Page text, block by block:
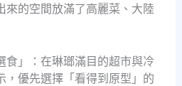
來的空間放滿了高麗菜、大陸
食」：在琳瑯滿目的超市與冷
，優先選擇「看得到原型」的